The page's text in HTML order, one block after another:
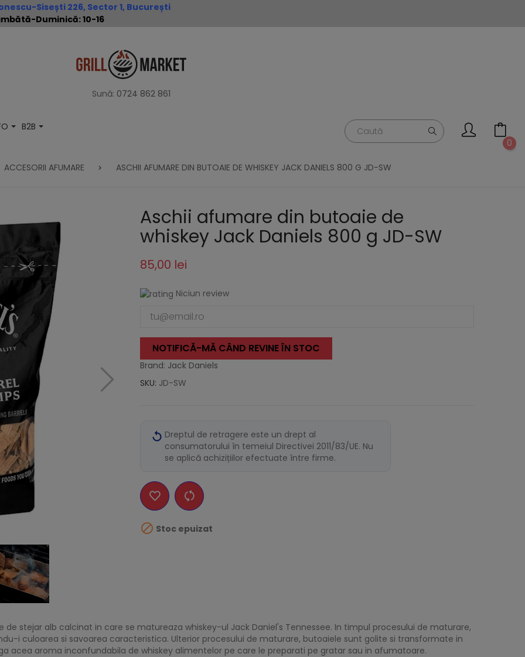
Sisești 226, Sector 1, București
Duminică: 10-16
Sună: 0724 862 861
B2B
0
ACCESORII AFUMARE ASCHII AFUMARE DIN BUTOAIE DE WHISKEY JACK DANIELS 800 G JD-SW
Aschii afumare din butoaie de
whiskey Jack Daniels 800 g JD-SW
85,00 lei
Niciun review
NOTIFICĂ-MĂ CÂND REVINE ÎN STOC
Brand: Jack Daniels
SKU: JD-SW
Dreptul de retragere este un drept al
consumatorului în temeiul Directivei 2011/83/UE. Nu
se aplică achizițiilor efectuate între firme.
 Stoc epuizat
stejar alb calcinat in care se matureaza whiskey-ul Jack Daniel's Tennessee. In timpul procesului de maturare,
i culoarea si savoarea caracteristica. Ulterior procesului de maturare, butoaiele sunt golite si transformate in
acea aroma inconfundabila de whiskey alimentelor pe care le preparati pe gratar sau in afumatoare.